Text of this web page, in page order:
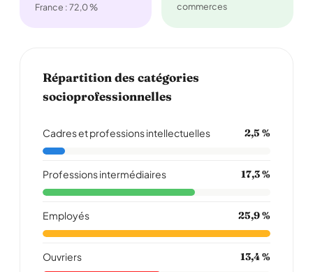
France : 72,0 %
commerces
Répartition des catégories
socioprofessionnelles
Cadres et professions intellectuelles 2,5 %
Professions intermédiaires 17,3 %
Employés 25,9 %
Ouvriers 13,4 %